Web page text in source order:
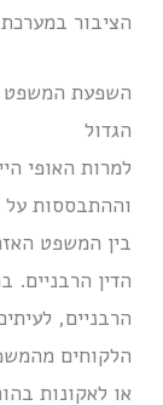
הציבור
השפעת המשפט
הגדול
למרות האופי
וההתבססות על
בין המשפט
הדין הרבניים.
הרבניים,
הלקוחים
או לאקונות